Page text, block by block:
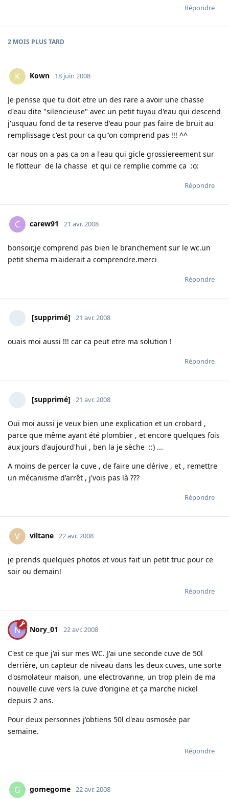
Répondre
2 MOIS PLUS TARD
K Kown 18 juin 2008
Je pensse que tu doit etre un des rare a avoir une chasse
d'eau dite "silencieuse" avec un petit tuyau d'eau qui descend
j'usquau fond de ta reserve d'eau pour pas faire de bruit au
remplissage c'est pour ca qu"on comprend pas !!! ^^
car nous on a pas ca on a l'eau qui gicle grossiereement sur
le flotteur de la chasse et qui ce remplie comme ca :o:
Répondre
C carew91 21 avr. 2008
bonsoir,je comprend pas bien le branchement sur le wc.un
petit shema m'aiderait a comprendre.merci
Répondre
[supprimé] 21 avr. 2008
ouais moi aussi !!! car ca peut etre ma solution !
Répondre
[supprimé] 21 avr. 2008
Oui moi aussi je veux bien une explication et un crobard ,
parce que même ayant été plombier , et encore quelques fois
aux jours d'aujourd'hui , ben la je sèche ::) ...
A moins de percer la cuve , de faire une dérive , et , remettre
un mécanisme d'arrêt , j'vois pas là ???
Répondre
V viltane 22 avr. 2008
je prends quelques photos et vous fait un petit truc pour ce
soir ou demain!
Répondre
N Nory_01 22 avr. 2008
C'est ce que j'ai sur mes WC. J'ai une seconde cuve de 50l
derrière, un capteur de niveau dans les deux cuves, une sorte
d'osmolateur maison, une electrovanne, un trop plein de ma
nouvelle cuve vers la cuve d'origine et ça marche nickel
depuis 2 ans.
Pour deux personnes j'obtiens 50l d'eau osmosée par
semaine.
Répondre
G gomegome 22 avr. 2008